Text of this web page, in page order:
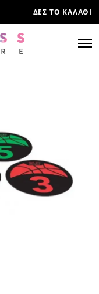
ΔΕΣ ΤΟ ΚΑΛΆΘΙ